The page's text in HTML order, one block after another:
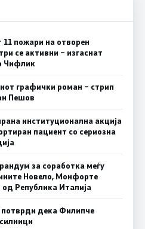
пожари на отворен
се активни – изгаснат
Чифлик
графички роман – стрип
Пешов
институционална акција
пациент со сериозна
за соработка меѓу
Новело, Монфорте
Република Италија
дека Филипче